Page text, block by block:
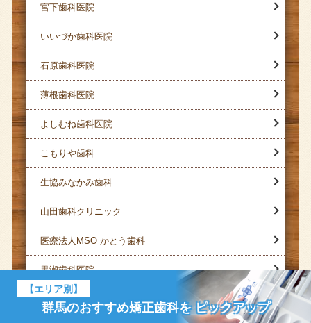
【エリア別】
群馬のおすすめ矯正歯科を ピックアップ
宮下歯科医院
いいづか歯科医院
石原歯科医院
薄根歯科医院
よしむね歯科医院
こもりや歯科
生協みなかみ歯科
山田歯科クリニック
医療法人MSO かとう歯科
黒瀬歯科医院
星澤歯科医院